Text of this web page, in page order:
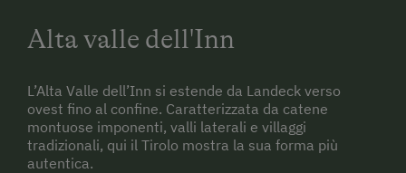
Alta valle dell'Inn
L’Alta Valle dell’Inn si estende da Landeck verso
ovest fino al confine. Caratterizzata da catene
montuose imponenti, valli laterali e villaggi
tradizionali, qui il Tirolo mostra la sua forma più
autentica.